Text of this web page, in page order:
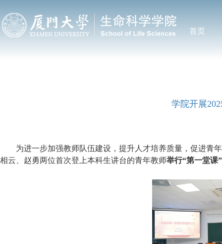
首页
学院开展
为进一步加强教师队伍建设，提升人才培养质量，促进青
相云、 赵勇两位首次登上本科生讲台的青年教师举行“第一堂课